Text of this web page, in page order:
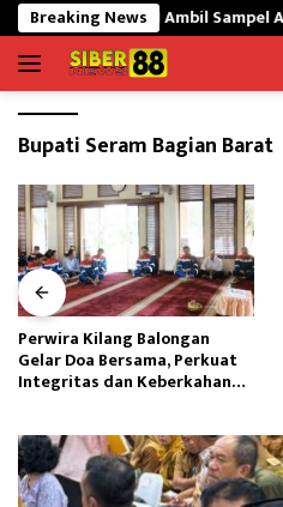
Langsung
ke
konten
Breaking News
Ambil Sampel Air Kali
Bupati Seram Bagian Barat
Perwira Kilang Balongan
Gelar Doa Bersama, Perkuat
Integritas dan Keberkahan